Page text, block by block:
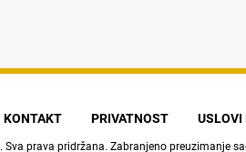
KONTAKT PRIVATNOST USLOVI
. Sva prava pridržana. Zabranjeno preuzimanje